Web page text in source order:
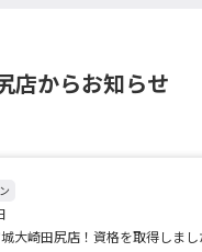
店からお知らせ
大崎田尻店！資格を取得しまし